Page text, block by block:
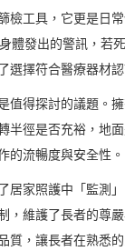
檢工具，它更是日
體發出的警訊，若
擇符合醫療器材
值得探討的議題。
徑是否充裕，地
的流暢度與安全性。
居家照護中「監測
，維護了長者的尊嚴
，讓長者在熟悉